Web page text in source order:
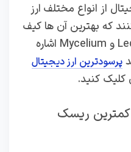
از انواع مختلف ارز
که بهترین آن ها کیف
پول هایی نظیر Ledger، Trezor و Mycelium اشاره
پرسودترین ارز دیجیتال
کنید.
کمترین ریسک